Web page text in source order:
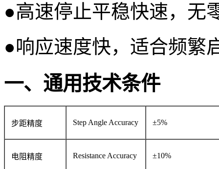
●高速停止平稳快速，无
●响应速度快，适合频繁
一、通用技术条件
步距精度 Step Angle Accuracy ±5%
电阻精度 Resistance Accuracy ±10%